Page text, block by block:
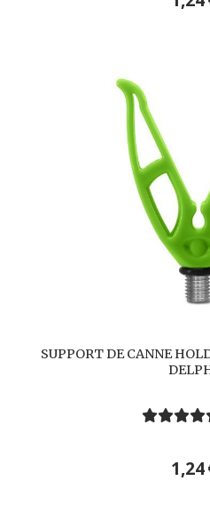
SUPPORT DE CANNE
1,24